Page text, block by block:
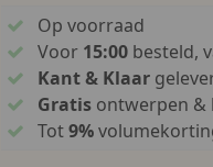
Op voorraad
Voor 15:00besteld,
Kant & Klaar
Gratisontwerpen &
Tot9%